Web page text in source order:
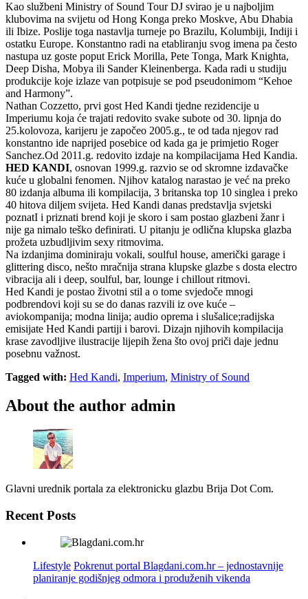
Kao službeni Ministry of Sound Tour DJ svirao je u najboljim
klubovima na svijetu od Hong Konga preko Moskve, Abu Dhabia
ili Ibize. Poslije toga nastavlja turneje po Brazilu, Kolumbiji, Indiji i
ostatku Europe. Konstantno radi na etabliranju svog imena pa često
nastupa uz goste poput Erick Morilla, Pete Tonga, Mark Knighta,
Deep Disha, Mobya ili Sander Kleinenberga. Kada radi u studiju
produkcije koje izlaze van potpisuje se pod pseudonimom “Kehoe
and Harmony”.
Nathan Cozzetto, prvi gost Hed Kandi tjedne rezidencije u
Imperiumu koja će trajati redovito svake subote od 30. lipnja do
25.kolovoza, karijeru je započeo 2005.g., te od tada njegov rad
konstantno ide naprijed posebice od kada ga je primjetio Roger
Sanchez.Od 2011.g. redovito izdaje na kompilacijama Hed Kandia.
HED KANDI, osnovan 1999.g. razvio se od skromne izdavačke
kuće u globalni fenomen. Njihov katalog narastao je već na preko
80 izdanja albuma ili kompilacija, 3 britanska top 10 singlea i preko
40 hitova diljem svijeta. Hed Kandi danas predstavlja svjetski
poznatI i priznati brend koji je skoro i sam postao glazbeni žanr i
nije ga nimalo teško definirati. U pitanju je odlična klupska glazba
prožeta uzbudljivim sexy ritmovima.
Na izdanjima dominiraju vokali, soulful house, američki garage i
glittering disco, nešto mračnija strana klupske glazbe s dosta electro
vibracija ali i deep, soulful, bar, lounge i chillout ritmovi.
Hed Kandi je postao životni stil a o tome svjedoče mnogi
podbrendovi koji su se do danas razvili iz ove kuće –
aviokompanija; modna linija; audio oprema i slušalice;radijska
emisijate Hed Kandi partiji i barovi. Dizajn njihovih kompilacija
krase zavodljive ilustracije lijepih žena što ovoj priči daje jednu
posebnu važnost.
Tagged with: Hed Kandi, Imperium, Ministry of Sound
About the author admin
Glavni urednik portala za elektronicku glazbu Brija Dot Com.
Recent Posts
Lifestyle Pokrenut portal Blagdani.com.hr – jednostavnije
planiranje godišnjeg odmora i produženih vikenda